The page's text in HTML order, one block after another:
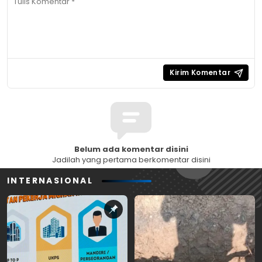
Belum ada komentar disini
Jadilah yang pertama berkomentar disini
INTERNASIONAL